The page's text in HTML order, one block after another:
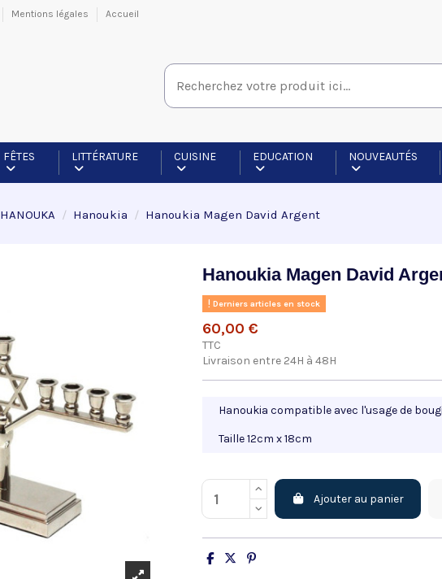
Mentions légales Accueil
FÊTES LITTÉRATURE CUISINE EDUCATION NOUVEAUTÉS
HANOUKA Hanoukia Hanoukia Magen David Argent
Hanoukia Magen David
Derniers articles en stock
60,00 €
TTC
Livraison entre 24H à 48H
Hanoukia compatible avec l'usage de
Taille 12cm x 18cm
Ajouter au panier